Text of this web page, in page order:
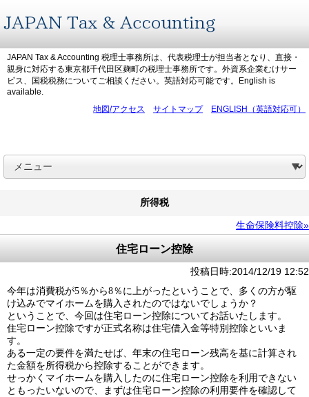
JAPAN Tax & Accounting 税理士事務所は、代表税理士が担当者となり、直接・
親身に対応する東京都千代田区麹町の税理士事務所です。外資系企業むけサー
ビス、国税税務についてご相談ください。英語対応可能です。English is
available.
地図/アクセス
サイトマップ ENGLISH（英語対応可）
所得税
生命保険料控除»
住宅ローン控除
投稿日時:2014/12/19 12:52
今年は消費税が5％から8％に上がったということで、多くの方が駆
け込みでマイホームを購入されたのではないでしょうか？
ということで、今回は住宅ローン控除についてお話いたします。
住宅ローン控除ですが正式名称は住宅借入金等特別控除といいま
す。
ある一定の要件を満たせば、年末の住宅ローン残高を基に計算され
た金額を所得税から控除することができます。
せっかくマイホームを購入したのに住宅ローン控除を利用できない
ともったいないので、まずは住宅ローン控除の利用要件を確認して